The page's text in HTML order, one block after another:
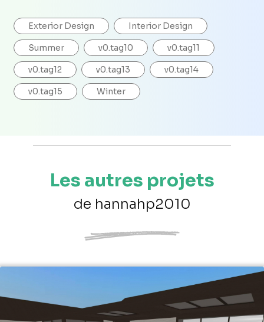
Exterior Design Interior Design
Summer v0.tag10 v0.tag11
v0.tag12 v0.tag13 v0.tag14
v0.tag15 Winter
Les autres projets
de hannahp2010